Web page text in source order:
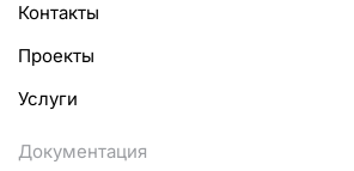
Контакты
Проекты
Услуги
Документация